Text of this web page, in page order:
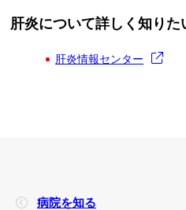
肝炎について詳しく知りた
肝炎情報センター
病院を知る